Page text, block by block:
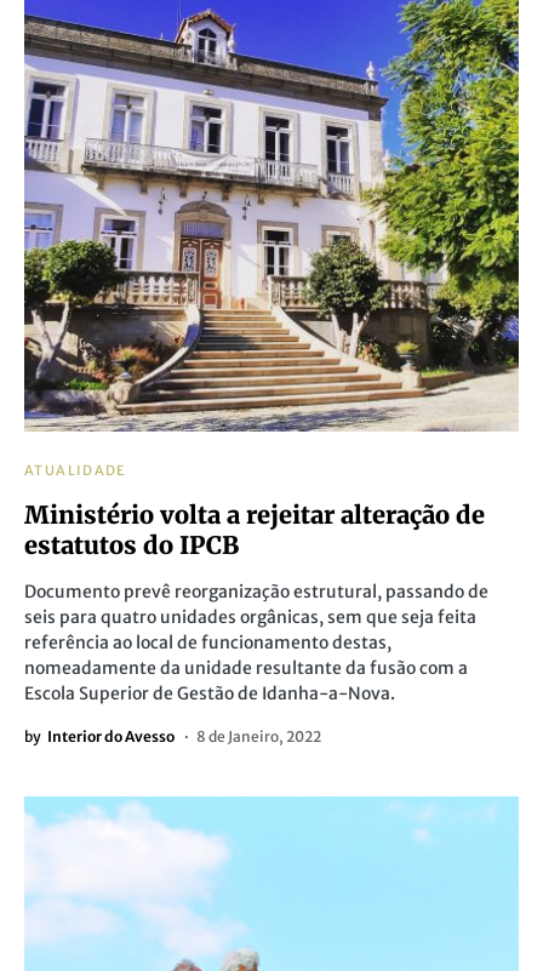
ATUALIDADE
Ministério volta a rejeitar alteração de
estatutos do IPCB
Documento prevê reorganização estrutural, passando de
seis para quatro unidades orgânicas, sem que seja feita
referência ao local de funcionamento destas,
nomeadamente da unidade resultante da fusão com a
Escola Superior de Gestão de Idanha-a-Nova.
by Interior do Avesso 8 de Janeiro, 2022